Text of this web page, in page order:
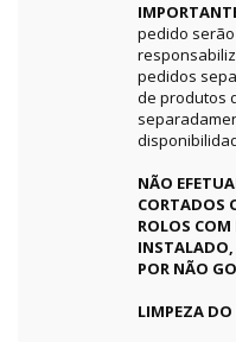
pedido
pedidos
de produtos
NÃO
CORTADOS
ROLOS COM
POR NÃO
LIMPEZA